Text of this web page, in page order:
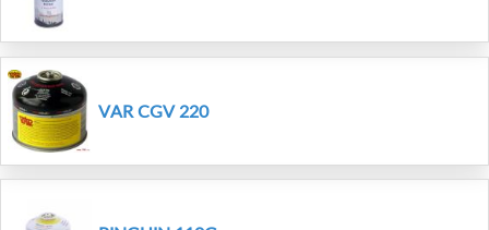
VAR CGV 220